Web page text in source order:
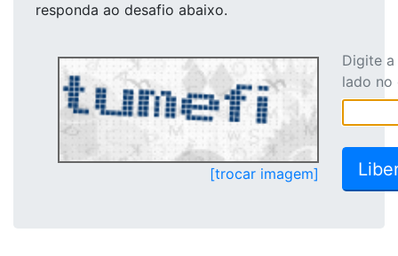
responda ao desafio abaixo.
[trocar imagem]
Digite
lado no